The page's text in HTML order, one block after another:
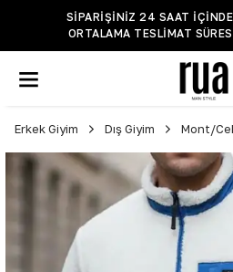
SIPARIŞINIZ 24 SAAT IÇINDE
ORTALAMA TESLIMAT
Erkek Giyim Dış Giyim Mont/